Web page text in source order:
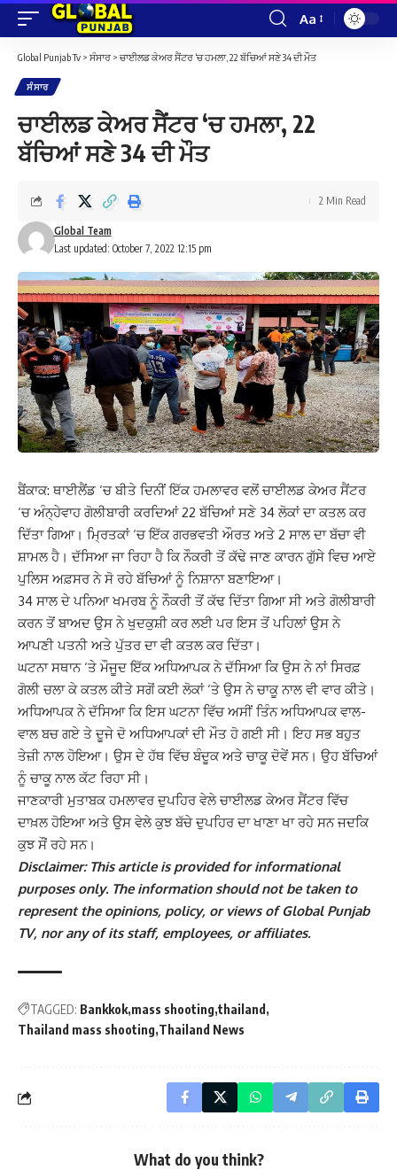
Font
Resizer
Aa
Global Punjab Tv > ਸੰਸਾਰ > ਚਾਈਲਡ ਕੇਅਰ ਸੈਂਟਰ ‘ਚ ਹਮਲਾ, 22 ਬੱਚਿਆਂ ਸਣੇ 34 ਦੀ ਮੌਤ
ਸੰਸਾਰ
ਚਾਈਲਡ ਕੇਅਰ ਸੈਂਟਰ ‘ਚ ਹਮਲਾ, 22
ਬੱਚਿਆਂ ਸਣੇ 34 ਦੀ ਮੌਤ
Last updated: October 7, 2022 12:15 pm
Global Team
2 Min Read
ਬੈਂਕਾਕ: ਥਾਈਲੈਂਡ ‘ਚ ਬੀਤੇ ਦਿਨੀਂ ਇੱਕ ਹਮਲਾਵਰ ਵਲੋਂ ਚਾਈਲਡ ਕੇਅਰ ਸੈਂਟਰ
‘ਚ ਅੰਨ੍ਹੇਵਾਹ ਗੋਲੀਬਾਰੀ ਕਰਦਿਆਂ 22 ਬੱਚਿਆਂ ਸਣੇ 34 ਲੋਕਾਂ ਦਾ ਕਤਲ ਕਰ
ਦਿੱਤਾ ਗਿਆ। ਮ੍ਰਿਤਕਾਂ ‘ਚ ਇੱਕ ਗਰਭਵਤੀ ਔਰਤ ਅਤੇ 2 ਸਾਲ ਦਾ ਬੱਚਾ ਵੀ
ਸ਼ਾਮਲ ਹੈ। ਦੱਸਿਆ ਜਾ ਰਿਹਾ ਹੈ ਕਿ ਨੌਕਰੀ ਤੋਂ ਕੱਢੇ ਜਾਣ ਕਾਰਨ ਗੁੱਸੇ ਵਿਚ ਆਏ
ਪੁਲਿਸ ਅਫ਼ਸਰ ਨੇ ਸੋ ਰਹੇ ਬੱਚਿਆਂ ਨੂੰ ਨਿਸ਼ਾਨਾ ਬਣਾਇਆ।
34 ਸਾਲ ਦੇ ਪਨਿਆ ਖਮਰਬ ਨੂੰ ਨੌਕਰੀ ਤੋਂ ਕੱਢ ਦਿੱਤਾ ਗਿਆ ਸੀ ਅਤੇ ਗੋਲੀਬਾਰੀ
ਕਰਨ ਤੋਂ ਬਾਅਦ ਉਸ ਨੇ ਖੁਦਕੁਸ਼ੀ ਕਰ ਲਈ ਪਰ ਇਸ ਤੋਂ ਪਹਿਲਾਂ ਉਸ ਨੇ
ਆਪਣੀ ਪਤਨੀ ਅਤੇ ਪੁੱਤਰ ਦਾ ਵੀ ਕਤਲ ਕਰ ਦਿੱਤਾ।
ਘਟਨਾ ਸਥਾਨ ‘ਤੇ ਮੌਜੂਦ ਇੱਕ ਅਧਿਆਪਕ ਨੇ ਦੱਸਿਆ ਕਿ ਉਸ ਨੇ ਨਾਂ ਸਿਰਫ਼
ਗੋਲੀ ਚਲਾ ਕੇ ਕਤਲ ਕੀਤੇ ਸਗੋਂ ਕਈ ਲੋਕਾਂ ‘ਤੇ ਉਸ ਨੇ ਚਾਕੂ ਨਾਲ ਵੀ ਵਾਰ ਕੀਤੇ।
ਅਧਿਆਪਕ ਨੇ ਦੱਸਿਆ ਕਿ ਇਸ ਘਟਨਾ ਵਿੱਚ ਅਸੀਂ ਤਿੰਨ ਅਧਿਆਪਕ ਵਾਲ-
ਵਾਲ ਬਚ ਗਏ ਤੇ ਦੂਜੇ ਦੋ ਅਧਿਆਪਕਾਂ ਦੀ ਮੌਤ ਹੋ ਗਈ ਸੀ। ਇਹ ਸਭ ਬਹੁਤ
ਤੇਜ਼ੀ ਨਾਲ ਹੋਇਆ। ਉਸ ਦੇ ਹੱਥ ਵਿੱਚ ਬੰਦੂਕ ਅਤੇ ਚਾਕੂ ਦੋਵੇਂ ਸਨ। ਉਹ ਬੱਚਿਆਂ
ਨੂੰ ਚਾਕੂ ਨਾਲ ਕੱਟ ਰਿਹਾ ਸੀ।
ਜਾਣਕਾਰੀ ਮੁਤਾਬਕ ਹਮਲਾਵਰ ਦੁਪਹਿਰ ਵੇਲੇ ਚਾਈਲਡ ਕੇਅਰ ਸੈਂਟਰ ਵਿੱਚ
ਦਾਖ਼ਲ ਹੋਇਆ ਅਤੇ ਉਸ ਵੇਲੇ ਕੁਝ ਬੱਚੇ ਦੁਪਹਿਰ ਦਾ ਖਾਣਾ ਖਾ ਰਹੇ ਸਨ ਜਦਕਿ
ਕੁਝ ਸੌਂ ਰਹੇ ਸਨ।
Disclaimer: This article is provided for informational
purposes only. The information should not be taken to
represent the opinions, policy, or views of Global Punjab
TV, nor any of its staff, employees, or affiliates.
TAGGED: Bankkok mass shooting thailand
Thailand mass shooting Thailand News
What do you think?